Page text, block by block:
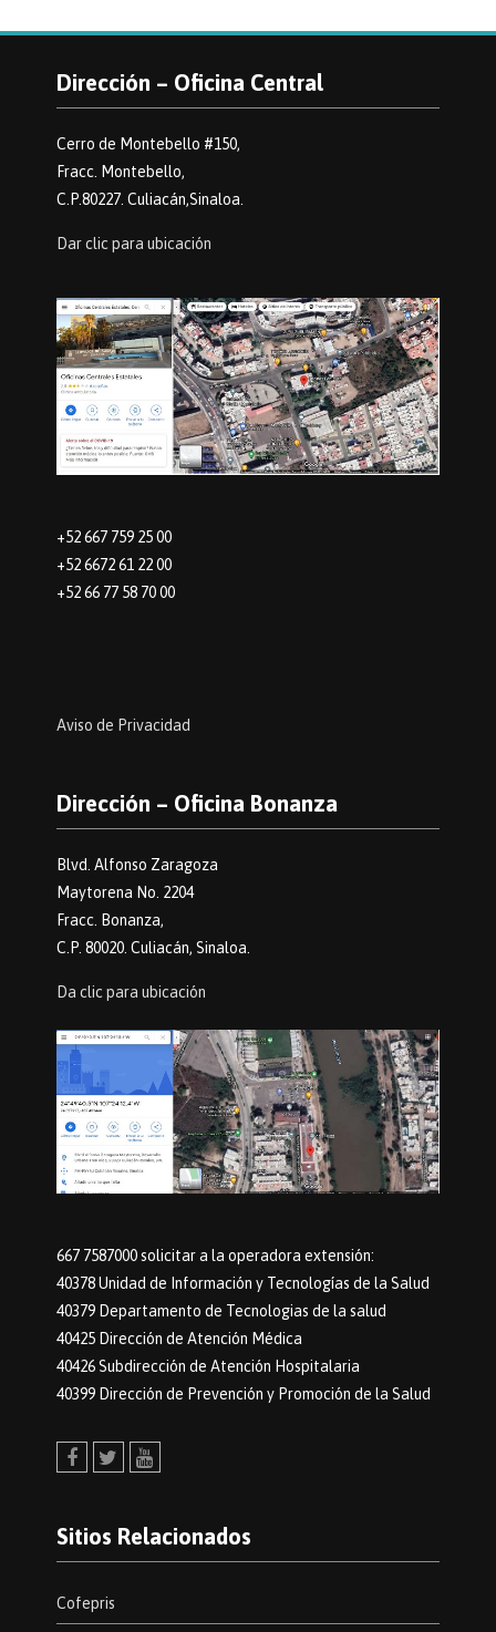
Dirección – Oficina Central
Cerro de Montebello #150,
Fracc. Montebello,
C.P.80227. Culiacán,Sinaloa.
Dar clic para ubicación
+52 667 759 25 00
+52 6672 61 22 00
+52 66 77 58 70 00
Aviso de Privacidad
Dirección – Oficina Bonanza
Blvd. Alfonso Zaragoza
Maytorena No. 2204
Fracc. Bonanza,
C.P. 80020. Culiacán, Sinaloa.
Da clic para ubicación
667 7587000 solicitar a la operadora extensión:
40378 Unidad de Información y Tecnologías de la Salud
40379 Departamento de Tecnologias de la salud
40425 Dirección de Atención Médica
40426 Subdirección de Atención Hospitalaria
40399 Dirección de Prevención y Promoción de la Salud
Sitios Relacionados
Cofepris